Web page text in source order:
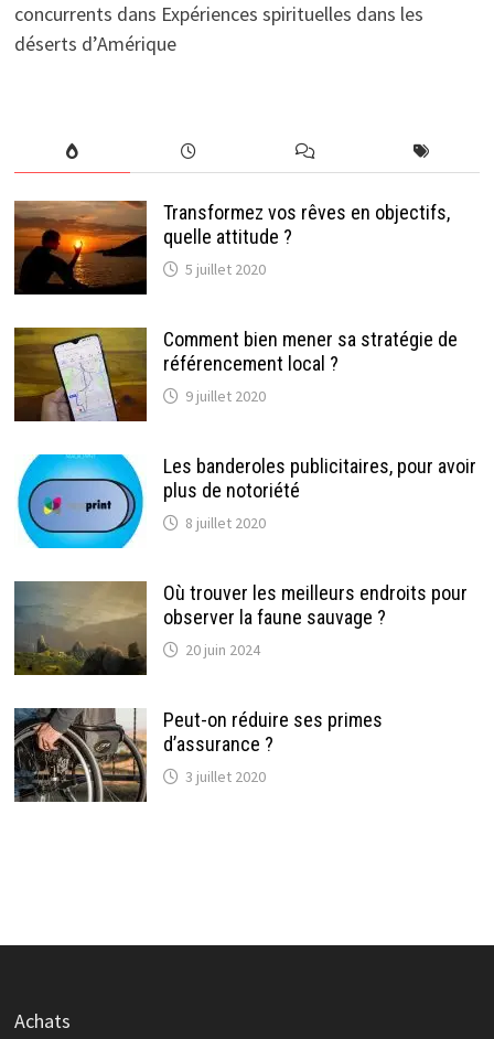
concurrents dans Expériences spirituelles dans les
déserts d’Amérique
Transformez vos rêves en objectifs,
quelle attitude ?
5 juillet 2020
Comment bien mener sa stratégie de
référencement local ?
9 juillet 2020
Les banderoles publicitaires, pour avoir
plus de notoriété
8 juillet 2020
Où trouver les meilleurs endroits pour
observer la faune sauvage ?
20 juin 2024
Peut-on réduire ses primes
d’assurance ?
3 juillet 2020
Achats